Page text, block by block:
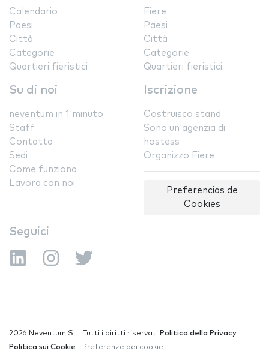
Calendario
Paesi
Città
Categorie
Quartieri fieristici
Fiere
Paesi
Città
Categorie
Quartieri fieristici
Su di noi
neventum in 1 minuto
Staff
Contatta
Sedi
Come funziona
Lavora con noi
Iscrizione
Costruisco stand
Sono un'agenzia di
hostess
Organizzo Fiere
Preferencias de
Cookies
Seguici
2026 Neventum S.L. Tutti i diritti riservati Politica della Privacy
Politica sui Cookie
Preferenze dei cookie